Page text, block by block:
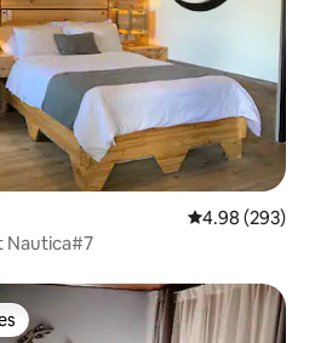
Calificación
4.98 (293)
Nautica#7